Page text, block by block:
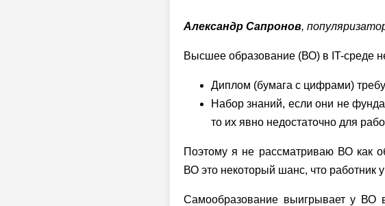
Александр Сапронов,
Высшее образование (ВО) в IT-среде
Диплом (бумага с цифрами)
Набор знаний, если они не
то их явно недостаточно для
Поэтому я не рассматриваю ВО как
ВО это некоторый шанс, что работник
Самообразование выигрывает у ВО